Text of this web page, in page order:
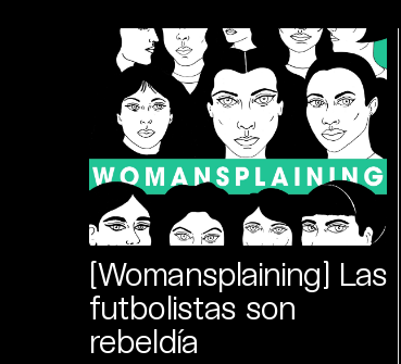
[Womansplaining] Las
futbolistas son
rebeldía